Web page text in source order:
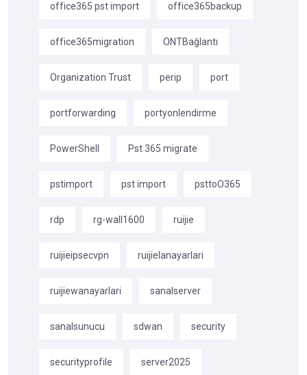
office365 pst import office365backup
office365migration ONTBağlantı
Organization Trust perip port
portforwarding portyonlendirme
PowerShell Pst 365 migrate
pstimport pst import psttoO365
rdp rg-wall1600 ruijie
ruijieipsecvpn ruijielanayarlari
ruijiewanayarlari sanalserver
sanalsunucu sdwan security
securityprofile server2025